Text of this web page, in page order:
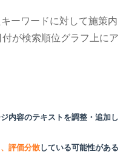
ーワードに対して施策内
が検索順位グラフ上にア
内容のテキストを調整・追加し
評価分散している可能性がある